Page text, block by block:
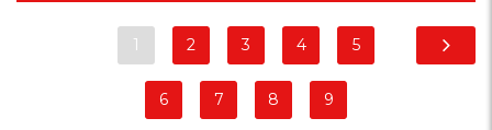
1 2 3 4 5
6 7 8 9